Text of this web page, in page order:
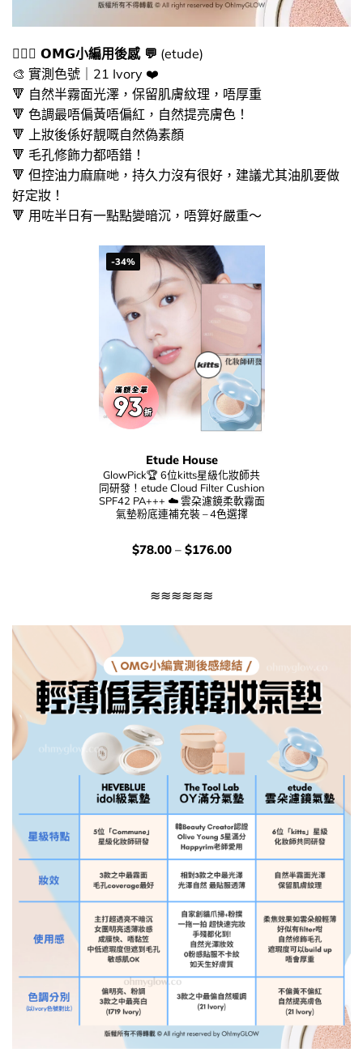
🙆🏻‍♀️ ​𝗢𝗠𝗚小編用後感 💬 (etude)
🎨​ 實測色號｜21 Ivory ❤️​
🔻​ 自然半霧面光澤，保留肌膚紋理，唔厚重
🔻​ 色調最唔偏黃唔偏紅，自然提亮膚色！
🔻​ 上妝後係好靚嘅自然偽素顏
🔻​ 毛孔修飾力都唔錯！
🔻​ 但控油力麻麻哋，持久力沒有很好，建議尤其油肌要做
好定妝！
🔻​ 用咗半日有一點點變暗沉，唔算好嚴重～
-34%
Etude House
GlowPick🏆 6位kitts星級化妝師共
同研發！etude Cloud Filter Cushion
SPF42 PA+++ ☁️ 雲朶濾鏡柔軟霧面
氣墊粉底連補充裝 – 4色選擇
價
錢：
$78.00– $176.00
≋≋≋≋≋≋